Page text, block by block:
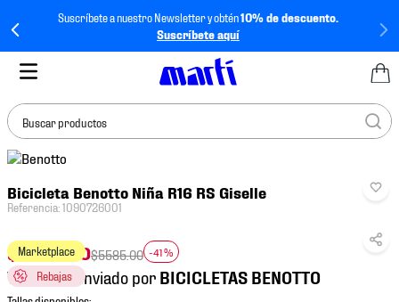
Suscríbete a nuestro Newsletter y obtén10% de descuento.
Suscríbete aquí
Buscar productos
Bicicleta Benotto Niña R16 RS Giselle
Referencia:1090726001
Marketplace
Rebajas
$ 3275.00$5585.00 -41 %
Vendido y enviado por
BUSCADOS
2.
tenis hombre
3.
tenis